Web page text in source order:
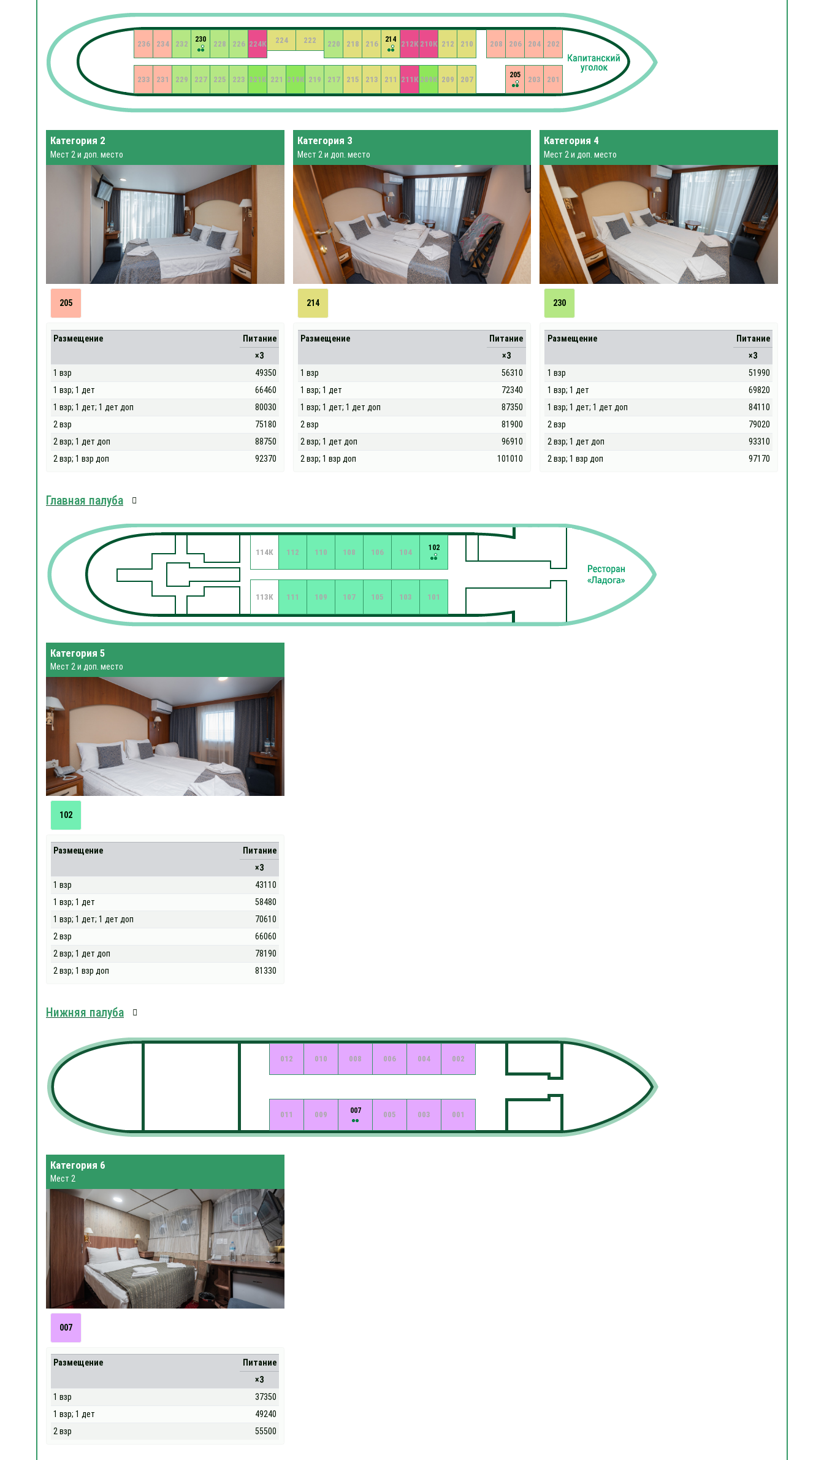
201
202
203
204
205
206
207
208
209
209К
210
210К
211 211К
212
212К
213
214
215
216
217
218
219
219К
220
221
221К
222
223
224
224К
225
226
227
228
229
230
231
232
233
234
236
Категория 2
Мест 2 и доп. место
205
Размещение
Питание
×3
1 взр
49350
1 взр; 1 дет
66460
1 взр; 1 дет; 1 дет доп
80030
2 взр
75180
2 взр; 1 дет доп
88750
2 взр; 1 взр доп
92370
Категория 3
Мест 2 и доп. место
214
Размещение
Питание
×3
1 взр
56310
1 взр; 1 дет
72340
1 взр; 1 дет; 1 дет доп
87350
2 взр
81900
2 взр; 1 дет доп
96910
2 взр; 1 взр доп
101010
Категория 4
Мест 2 и доп. место
230
Размещение
Питание
×3
1 взр
51990
1 взр; 1 дет
69820
1 взр; 1 дет; 1 дет доп
84110
2 взр
79020
2 взр; 1 дет доп
93310
2 взр; 1 взр доп
97170
Главная палуба
101
102
103
104
105
106
107
108
109
110
111
112
113К
114К
Категория 5
Мест 2 и доп. место
102
Размещение
Питание
×3
1 взр
43110
1 взр; 1 дет
58480
1 взр; 1 дет; 1 дет доп
70610
2 взр
66060
2 взр; 1 дет доп
78190
2 взр; 1 взр доп
81330
Нижняя палуба
001
002
003
004
005
006
007
008
009
010
011
012
Категория 6
Мест 2
007
Размещение
Питание
×3
1 взр
37350
1 взр; 1 дет
49240
2 взр
55500